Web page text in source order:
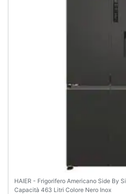
HAIER - Frigorifero Americano Side By
Capacità 463 Litri Colore Nero Inox